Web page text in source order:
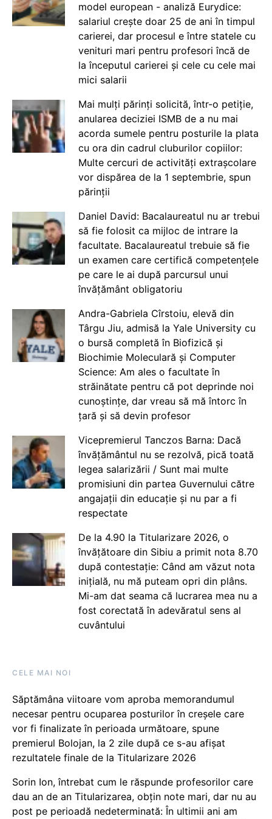
model european - analiză Eurydice:
salariul crește doar 25 de ani în timpul
carierei, dar procesul e între statele cu
venituri mari pentru profesori încă de
la începutul carierei și cele cu cele mai
mici salarii
Mai mulți părinți solicită, într-o petiție,
anularea deciziei ISMB de a nu mai
acorda sumele pentru posturile la plata
cu ora din cadrul cluburilor copiilor:
Multe cercuri de activități extrașcolare
vor dispărea de la 1 septembrie, spun
părinții
Daniel David: Bacalaureatul nu ar trebui
să fie folosit ca mijloc de intrare la
facultate. Bacalaureatul trebuie să fie
un examen care certifică competențele
pe care le ai după parcursul unui
învățământ obligatoriu
Andra-Gabriela Cîrstoiu, elevă din
Târgu Jiu, admisă la Yale University cu
o bursă completă în Biofizică și
Biochimie Moleculară și Computer
Science: Am ales o facultate în
străinătate pentru că pot deprinde noi
cunoștințe, dar vreau să mă întorc în
țară și să devin profesor
Vicepremierul Tanczos Barna: Dacă
învățământul nu se rezolvă, pică toată
legea salarizării / Sunt mai multe
promisiuni din partea Guvernului către
angajații din educație și nu par a fi
respectate
De la 4.90 la Titularizare 2026, o
învățătoare din Sibiu a primit nota 8.70
după contestație: Când am văzut nota
inițială, nu mă puteam opri din plâns.
Mi-am dat seama că lucrarea mea nu a
fost corectată în adevăratul sens al
cuvântului
CELE MAI NOI
Săptămâna viitoare vom aproba memorandumul
necesar pentru ocuparea posturilor în creșele care
vor fi finalizate în perioada următoare, spune
premierul Bolojan, la 2 zile după ce s-au afișat
rezultatele finale de la Titularizare 2026
Sorin Ion, întrebat cum le răspunde profesorilor care
dau an de an Titularizarea, obțin note mari, dar nu au
post pe perioadă nedeterminată: În ultimii ani am